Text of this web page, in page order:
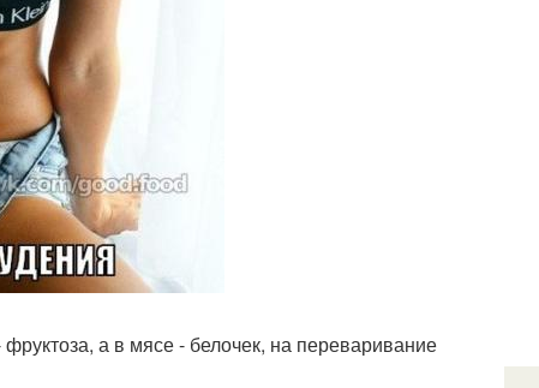
а в мясе - белочек, на переваривание